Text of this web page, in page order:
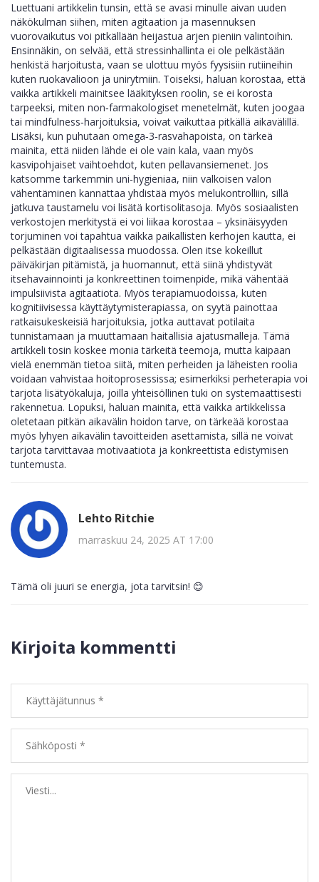
Luettuani artikkelin tunsin, että se avasi minulle aivan uuden
näkökulman siihen, miten agitaation ja masennuksen
vuorovaikutus voi pitkällään heijastua arjen pieniin valintoihin.
Ensinnäkin, on selvää, että stressinhallinta ei ole pelkästään
henkistä harjoitusta, vaan se ulottuu myös fyysisiin rutiineihin
kuten ruokavalioon ja unirytmiin. Toiseksi, haluan korostaa, että
vaikka artikkeli mainitsee lääkityksen roolin, se ei korosta
tarpeeksi, miten non‑farmakologiset menetelmät, kuten joogaa
tai mindfulness‑harjoituksia, voivat vaikuttaa pitkällä aikavälillä.
Lisäksi, kun puhutaan omega‑3‑rasvahapoista, on tärkeä
mainita, että niiden lähde ei ole vain kala, vaan myös
kasvipohjaiset vaihtoehdot, kuten pellavansiemenet. Jos
katsomme tarkemmin uni‑hygieniaa, niin valkoisen valon
vähentäminen kannattaa yhdistää myös melukontrolliin, sillä
jatkuva taustamelu voi lisätä kortisolitasoja. Myös sosiaalisten
verkostojen merkitystä ei voi liikaa korostaa – yksinäisyyden
torjuminen voi tapahtua vaikka paikallisten kerhojen kautta, ei
pelkästään digitaalisessa muodossa. Olen itse kokeillut
päiväkirjan pitämistä, ja huomannut, että siinä yhdistyvät
itsehavainnointi ja konkreettinen toimenpide, mikä vähentää
impulsiivista agitaatiota. Myös terapiamuodoissa, kuten
kognitiivisessa käyttäytymisterapiassa, on syytä painottaa
ratkaisukeskeisiä harjoituksia, jotka auttavat potilaita
tunnistamaan ja muuttamaan haitallisia ajatusmalleja. Tämä
artikkeli tosin koskee monia tärkeitä teemoja, mutta kaipaan
vielä enemmän tietoa siitä, miten perheiden ja läheisten roolia
voidaan vahvistaa hoitoprosessissa; esimerkiksi perheterapia voi
tarjota lisätyökaluja, joilla yhteisöllinen tuki on systemaattisesti
rakennetua. Lopuksi, haluan mainita, että vaikka artikkelissa
oletetaan pitkän aikavälin hoidon tarve, on tärkeää korostaa
myös lyhyen aikavälin tavoitteiden asettamista, sillä ne voivat
tarjota tarvittavaa motivaatiota ja konkreettista edistymisen
tuntemusta.
Lehto Ritchie
marraskuu 24, 2025 AT 17:00
Tämä oli juuri se energia, jota tarvitsin! 😊
Kirjoita kommentti